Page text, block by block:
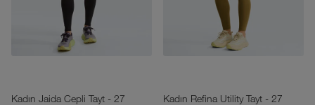
Kadın Jaida Cepli Tayt - 27 Kadın Refina Utility Tayt - 27